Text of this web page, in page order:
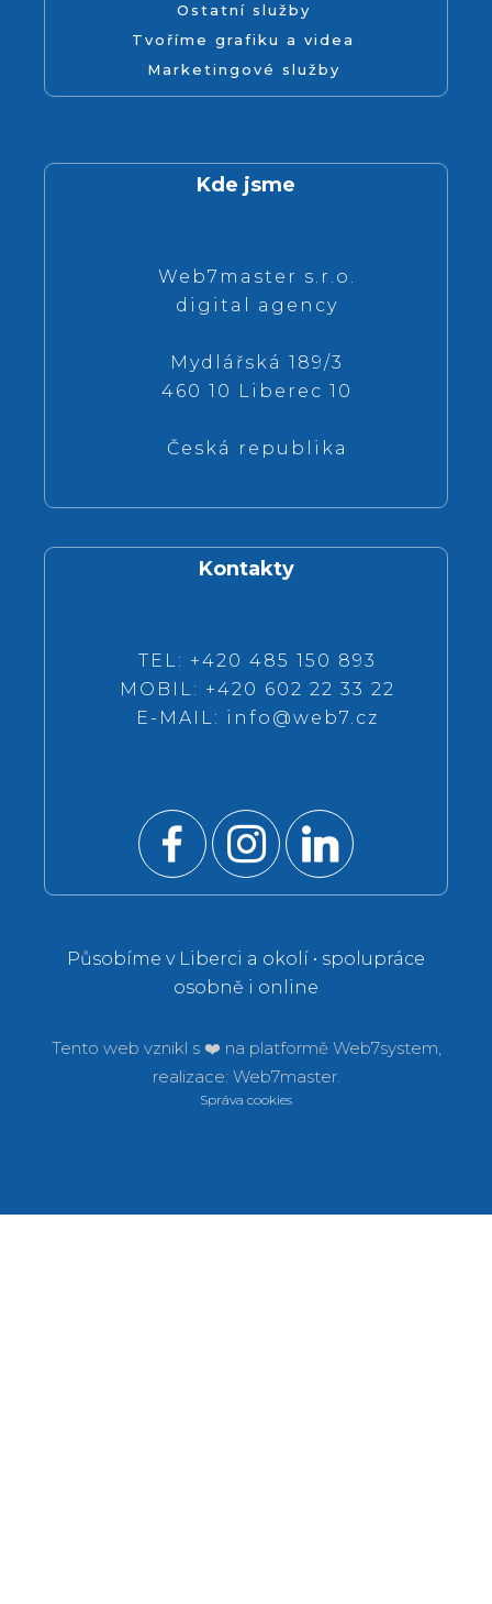
Ostatní služby
Tvoříme grafiku a videa
Marketingové služby
Kde jsme
Web7master s.r.o.
digital agency
Mydlářská 189/3
460 10 Liberec 10
Česká republika
Kontakty
TEL: +420 485 150 893
MOBIL: +420 602 22 33 22
E-MAIL: info@web7.cz
Působíme v Liberci a okolí • spolupráce
osobně i online
Tento web vznikl s ❤️ na platformě Web7system,
realizace: Web7master.
Správa cookies